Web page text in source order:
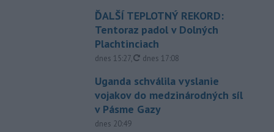
ĎALŠÍ TEPLOTNÝ REKORD:
Tentoraz padol v Dolných
Plachtinciach
dnes 15:27, aktualizované
dnes 17:08
Uganda schválila vyslanie
vojakov do medzinárodných síl
v Pásme Gazy
dnes 20:49